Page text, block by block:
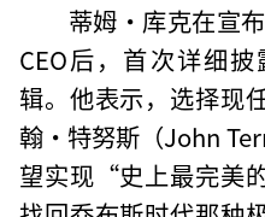
蒂姆·库克在宣
CEO后，首次详细
辑。他表示，选择现
翰·特努斯（John
望实现“史上最完美